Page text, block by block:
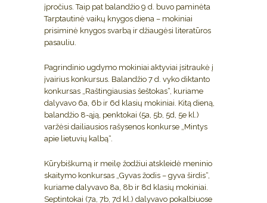
įpročius. Taip pat balandžio 9 d. buvo paminėta
Tarptautinė vaikų knygos diena – mokiniai
prisiminė knygos svarbą ir džiaugėsi literatūros
pasauliu.
Pagrindinio ugdymo mokiniai aktyviai įsitraukė į
įvairius konkursus. Balandžio 7 d. vyko diktanto
konkursas „Raštingiausias šeštokas“, kuriame
dalyvavo 6a, 6b ir 6d klasių mokiniai. Kitą dieną,
balandžio 8-ąją, penktokai (5a, 5b, 5d, 5e kl.)
varžėsi dailiausios rašysenos konkurse „Mintys
apie lietuvių kalbą“.
Kūrybiškumą ir meilę žodžiui atskleidė meninio
skaitymo konkursas „Gyvas žodis – gyva širdis“,
kuriame dalyvavo 8a, 8b ir 8d klasių mokiniai.
Septintokai (7a, 7b, 7d kl.) dalyvavo pokalbiuose